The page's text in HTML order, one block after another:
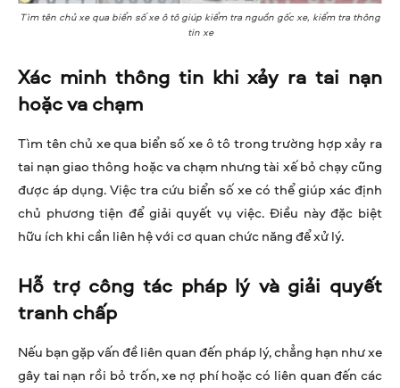
Tìm tên chủ xe qua biển số xe ô tô giúp kiểm tra nguồn gốc xe, kiểm tra thông
tin xe
Xác minh thông tin khi xảy ra tai nạn
hoặc va chạm
Tìm tên chủ xe qua biển số xe ô tô trong trường hợp xảy ra
tai nạn giao thông hoặc va chạm nhưng tài xế bỏ chạy cũng
được áp dụng. Việc tra cứu biển số xe có thể giúp xác định
chủ phương tiện để giải quyết vụ việc. Điều này đặc biệt
hữu ích khi cần liên hệ với cơ quan chức năng để xử lý.
Hỗ trợ công tác pháp lý và giải quyết
tranh chấp
Nếu bạn gặp vấn đề liên quan đến pháp lý, chẳng hạn như xe
gây tai nạn rồi bỏ trốn, xe nợ phí hoặc có liên quan đến các